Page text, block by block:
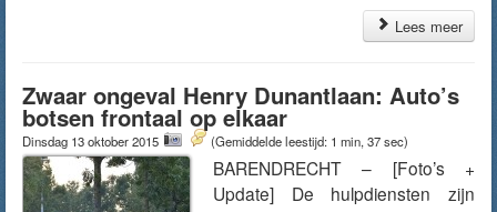
Lees meer
Zwaar ongeval Henry Dunantlaan: Auto’s
botsen frontaal op elkaar
Dinsdag 13 oktober 2015 (Gemiddelde leestijd: 1 min, 37 sec)
BARENDRECHT – [Foto’s +
Update] De hulpdiensten zijn